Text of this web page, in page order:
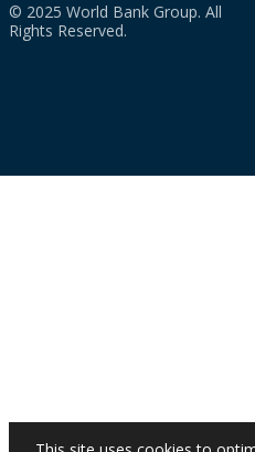
© 2025 World Bank Group. All
Rights Reserved.